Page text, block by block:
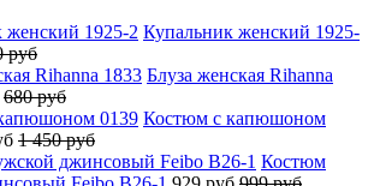
Купальник женский 1925-
руб
Блуза женская Rihanna
680 руб
Костюм с капюшоном
1 450 руб
Костюм